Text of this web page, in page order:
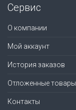
Сервис
О компании
Мой аккаунт
История заказов
Отложенные товары
Контакты